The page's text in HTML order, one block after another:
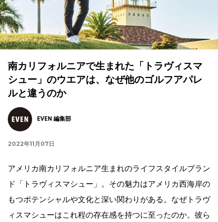
南カリフォルニアで生まれた「トラヴィスマ
シュー」のウエアは、なぜ他のゴルフアパレ
ルと違うのか
EVEN 編集部
2022年11月07日
アメリカ南カリフォルニア生まれのライフスタイルブラン
ド「トラヴィスマシュー」。その魅力はアメリカ西海岸の
もつポテンシャルや文化と深い関わりがある。なぜトラヴ
ィスマシューはこれ程の存在感を持つに至ったのか。彼ら